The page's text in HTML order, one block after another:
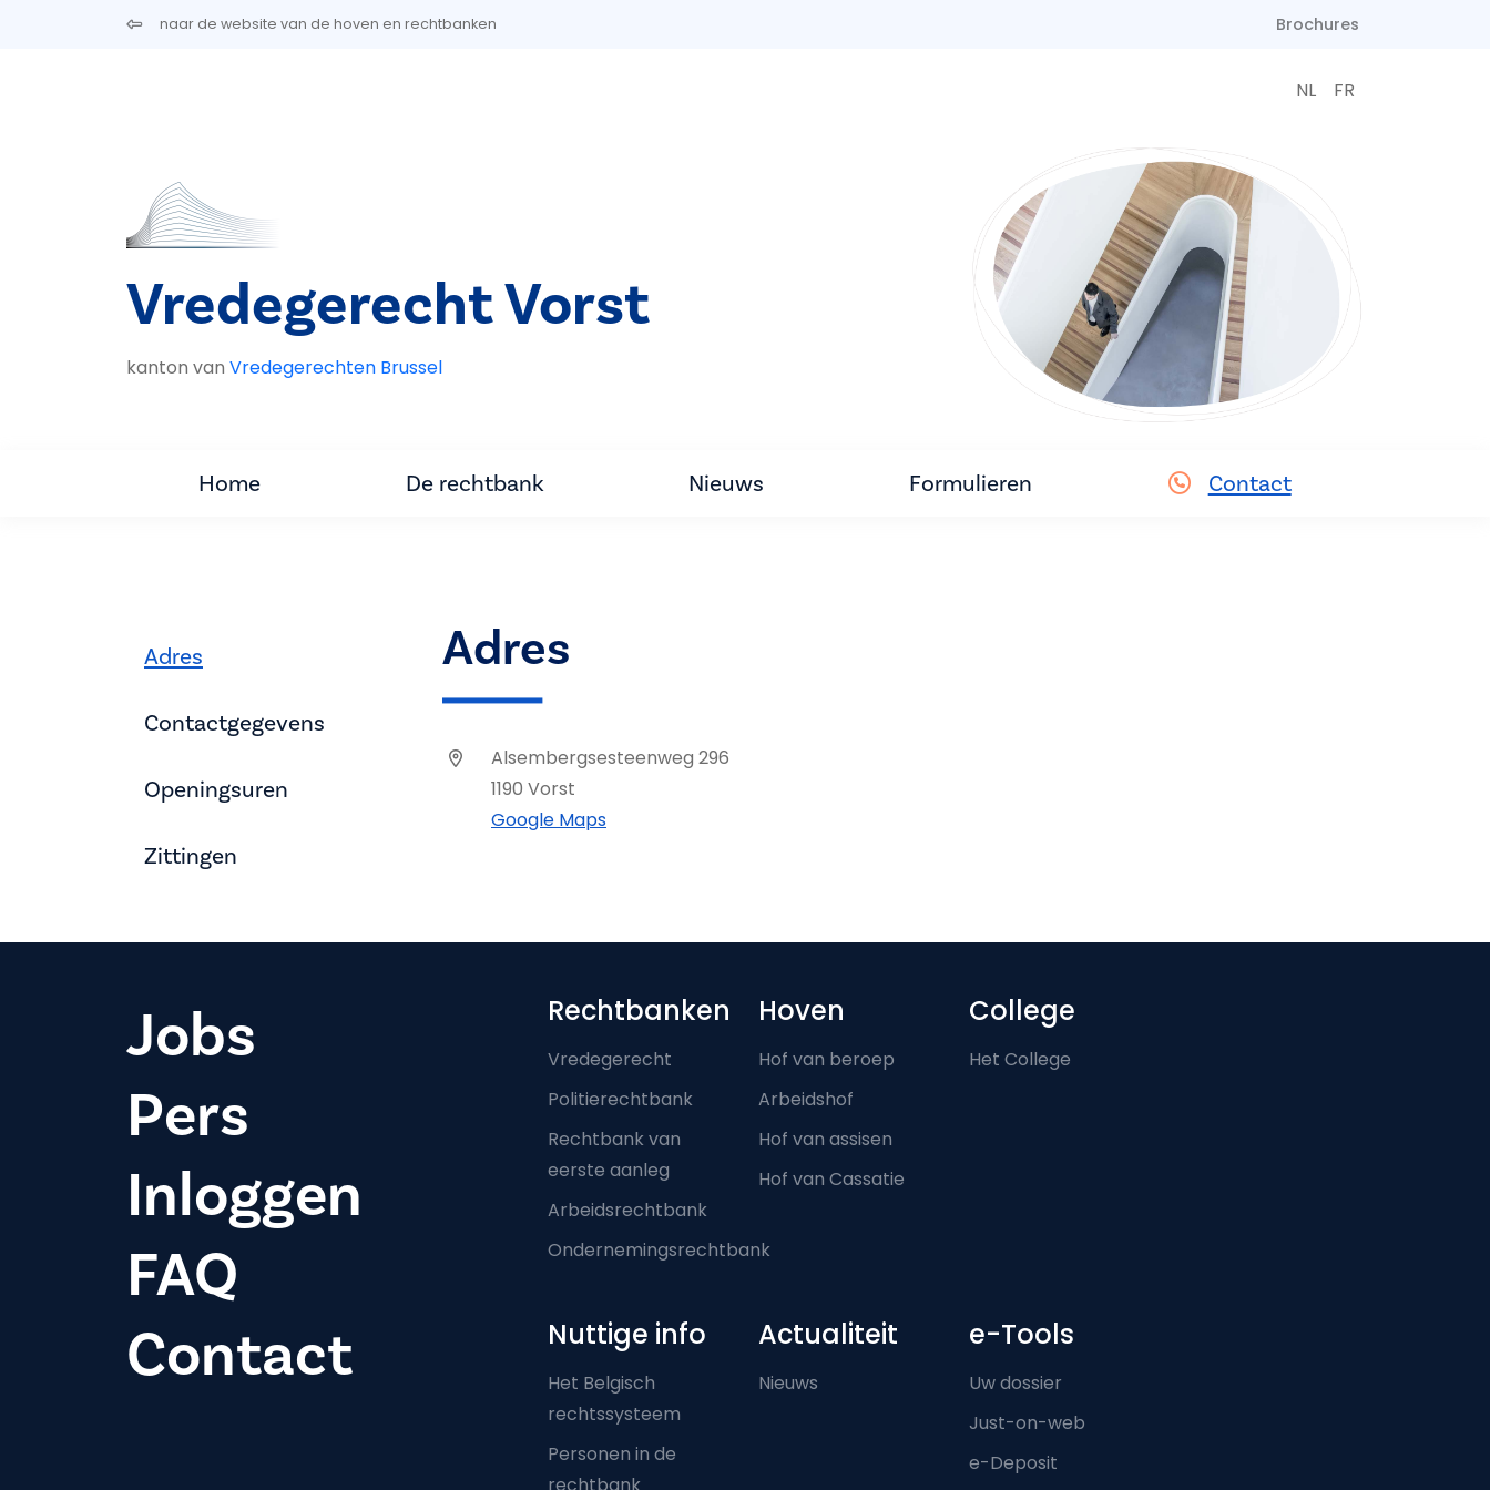
Overslaan en naar de inhoud gaannaar de website van de hoven en rechtbanken Brochures
NL FR
Vredegerecht Vorst
kanton van Vredegerechten Brussel
Home De rechtbank Nieuws Formulieren Contact
Adres
Contactgegevens
Openingsuren
Zittingen
Adres
Alsembergsesteenweg 296
1190 Vorst
Google Maps
Jobs
Pers
Inloggen
FAQ
Contact
Footer-menu
Rechtbanken
Vredegerecht
Politierechtbank
Rechtbank van
eerste aanleg
Arbeidsrechtbank
Ondernemingsrechtbank
Hoven
Hof van beroep
Arbeidshof
Hof van assisen
Hof van Cassatie
College
Het College
Nuttige info
Het Belgisch
rechtssysteem
Personen in de
Actualiteit
Nieuws
e-Tools
Uw dossier
Just-on-web
e-Deposit